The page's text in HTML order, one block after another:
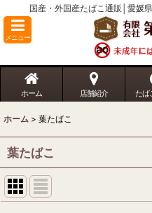
国産・外国産たばこ通販│愛媛
メニュー
ホーム 店舗紹介 たば
ホーム > 葉たばこ
葉たばこ